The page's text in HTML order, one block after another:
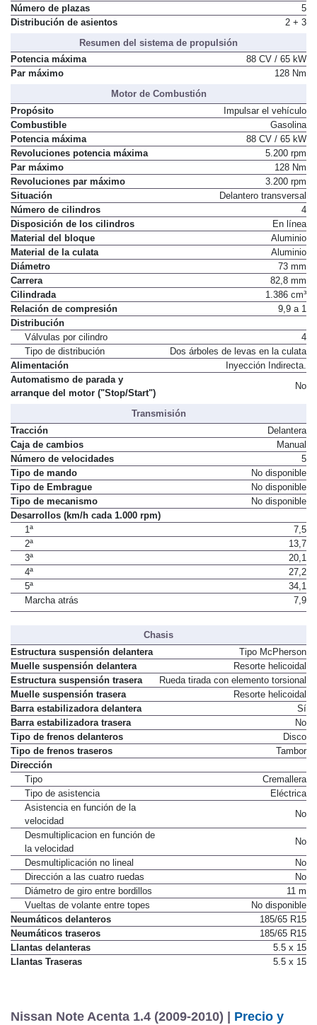
Número de plazas
5
Distribución de asientos
2 + 3
Resumen del sistema de propulsión
Potencia máxima
88 CV / 65 kW
Par máximo
128 Nm
Motor de Combustión
Propósito
Impulsar el vehículo
Combustible
Gasolina
Potencia máxima
88 CV / 65 kW
Revoluciones potencia máxima
5.200 rpm
Par máximo
128 Nm
Revoluciones par máximo
3.200 rpm
Situación
Delantero transversal
Número de cilindros
4
Disposición de los cilindros
En línea
Material del bloque
Aluminio
Material de la culata
Aluminio
Diámetro
73 mm
Carrera
82,8 mm
Cilindrada
1.386 cm³
Relación de compresión
9,9 a 1
Distribución
Válvulas por cilindro
4
Tipo de distribución
Dos árboles de levas en la culata
Alimentación
Inyección Indirecta.
Automatismo de parada y
arranque del motor ("Stop/Start")
No
Transmisión
Tracción
Delantera
Caja de cambios
Manual
Número de velocidades
5
Tipo de mando
No disponible
Tipo de Embrague
No disponible
Tipo de mecanismo
No disponible
Desarrollos (km/h cada 1.000 rpm)
1ª
7,5
2ª
13,7
3ª
20,1
4ª
27,2
5ª
34,1
Marcha atrás
7,9
Chasis
Estructura suspensión delantera
Tipo McPherson
Muelle suspensión delantera
Resorte helicoidal
Estructura suspensión trasera
Rueda tirada con elemento torsional
Muelle suspensión trasera
Resorte helicoidal
Barra estabilizadora delantera
Sí
Barra estabilizadora trasera
No
Tipo de frenos delanteros
Disco
Tipo de frenos traseros
Tambor
Dirección
Tipo
Cremallera
Tipo de asistencia
Eléctrica
Asistencia en función de la
velocidad
No
Desmultiplicacion en función de
la velocidad
No
Desmultiplicación no lineal
No
Dirección a las cuatro ruedas
No
Diámetro de giro entre bordillos
11 m
Vueltas de volante entre topes
No disponible
Neumáticos delanteros
185/65 R15
Neumáticos traseros
185/65 R15
Llantas delanteras
5.5 x 15
Llantas Traseras
5.5 x 15
Nissan Note Acenta 1.4 (2009-2010) | Precio y